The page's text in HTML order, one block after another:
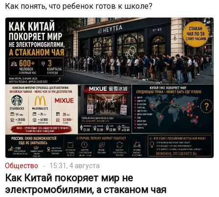
Как понять, что ребенок готов к школе?
Общество 15:31, 4 августа
Как Китай покоряет мир не
электромобилями, а стаканом чая